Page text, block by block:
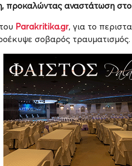
προκαλώντας αναστάτωση στο
Parakritika.gr, για το
σοβαρός τραυματισμός.